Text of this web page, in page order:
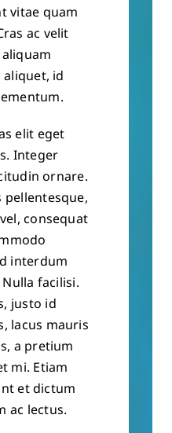
vitae quam
ac velit
id
elit eget
Integer
ornare.
pellentesque,
consequat
interdum
facilisi.
justo id
lacus mauris
a pretium
mi. Etiam
et dictum
ac lectus.